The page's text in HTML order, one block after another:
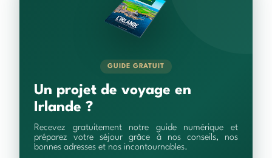
GUIDE GRATUIT
Un projet de voyage en
Irlande ?
Recevez gratuitement notre guide numérique et
préparez votre séjour grâce à nos conseils, nos
bonnes adresses et nos incontournables.